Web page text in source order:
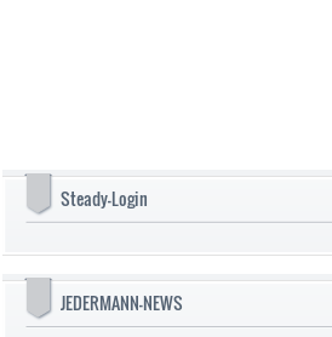
Steady-Login
JEDERMANN-NEWS